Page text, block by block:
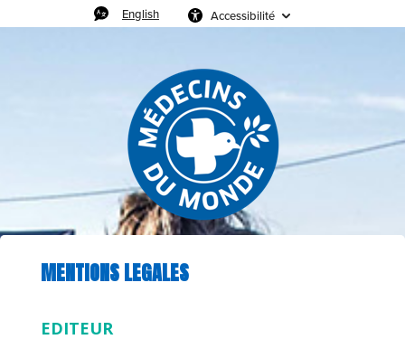
English Accessibilité
MENTIONS LEGALES
EDITEUR